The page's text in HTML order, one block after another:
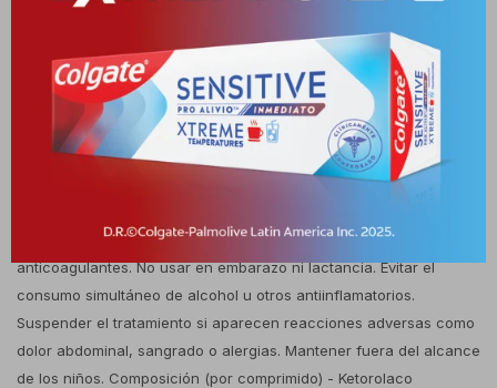
otras afecciones dolorosas de intensidad moderada a severa.
Posología Adultos: 1 comprimido sublingual cada 6 a 8 horas,
según necesidad y respuesta clínica. No superar 40 mg diarios ni
prolongar el tratamiento más de 5 días sin supervisión médica.
Precauciones y advertencias Contraindicado en pacientes con
hipersensibilidad al ketorolaco o a otros AINEs, antecedentes de
hepática grave. Precaución en asmáticos y en quienes reciben
anticoagulantes. No usar en embarazo ni lactancia. Evitar el
consumo simultáneo de alcohol u otros antiinflamatorios.
Suspender el tratamiento si aparecen reacciones adversas como
dolor abdominal, sangrado o alergias. Mantener fuera del alcance
de los niños. Composición (por comprimido) - Ketorolaco